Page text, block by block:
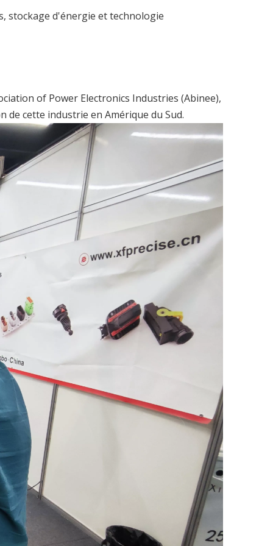
stockage d'énergie et technologie
of Power Electronics Industries (Abinee),
cette industrie en Amérique du Sud.